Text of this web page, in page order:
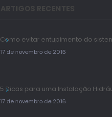
Como evitar entupimento do
17 de novembro de 2016
5 Dicas para uma Instalação
17 de novembro de 2016